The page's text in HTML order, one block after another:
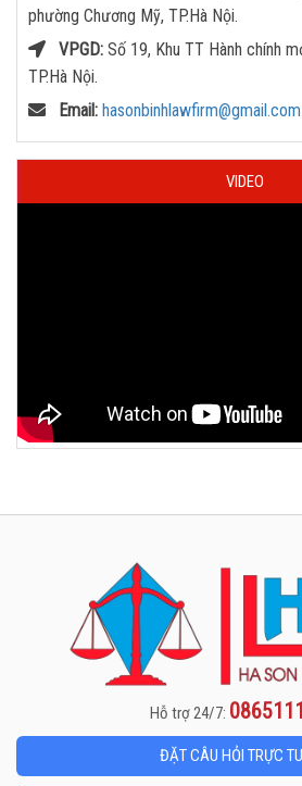
phường Chương Mỹ, TP.Hà Nội.
VPGD: Số 19, Khu TT Hành chính
TP.Hà Nội.
Email: hasonbinhlawfirm@gmail.com
VIDEO
Hỗ trợ 24/7:
ĐẶT CÂU HỎI TRỰC